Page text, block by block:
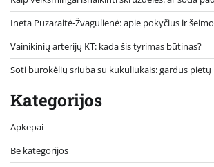
Ineta Puzaraitė-Žvagulienė: apie pokyčius ir
Vainikinių arterijų KT: kada šis tyrimas būtinas?
Soti burokėlių sriuba su kukuliukais: gardus pietų
Kategorijos
Apkepai
Be kategorijos